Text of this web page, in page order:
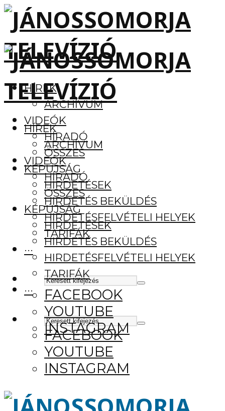
HÍREK
ARCHÍVUM
VIDEÓK
HÍRADÓ
ÖSSZES
KÉPÚJSÁG
HIRDETÉSEK
HIRDETÉS BEKÜLDÉS
HIRDETÉSFELVÉTELI HELYEK
TARIFÁK
···
FACEBOOK
YOUTUBE
INSTAGRAM
HÍREK
ARCHÍVUM
VIDEÓK
HÍRADÓ
ÖSSZES
KÉPÚJSÁG
HIRDETÉSEK
HIRDETÉS BEKÜLDÉS
HIRDETÉSFELVÉTELI HELYEK
TARIFÁK
···
FACEBOOK
YOUTUBE
INSTAGRAM